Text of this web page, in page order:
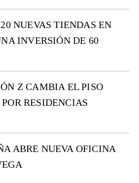
NUEVAS TIENDAS EN
INVERSIÓN DE 60
Z CAMBIA EL PISO
RESIDENCIAS
ABRE NUEVA OFICINA